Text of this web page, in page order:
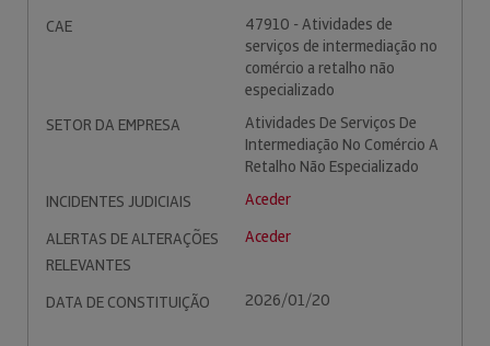
CAE
47910 - Atividades de
serviços de intermediação no
comércio a retalho não
especializado
SETOR DA EMPRESA
Atividades De Serviços De
Intermediação No Comércio A
Retalho Não Especializado
INCIDENTES JUDICIAIS
Aceder
ALERTAS DE ALTERAÇÕES
RELEVANTES
Aceder
DATA DE CONSTITUIÇÃO 2026/01/20